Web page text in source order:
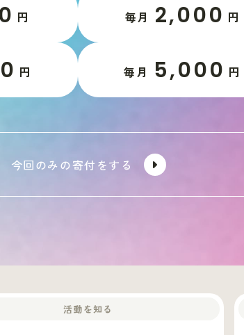
円 毎月 2,000 円
円 毎月 5,000 円
今回のみの寄付をする
活動を知る